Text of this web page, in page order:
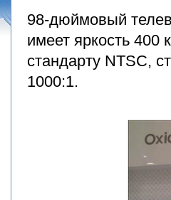
98-дюймовый
имеет яркость 400
стандарту NTSC,
1000:1.